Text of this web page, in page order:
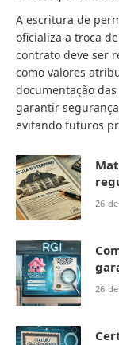
A escritura de
oficializa a troca
contrato deve ser
como valores
documentação
garantir
evitando futuros
26
26